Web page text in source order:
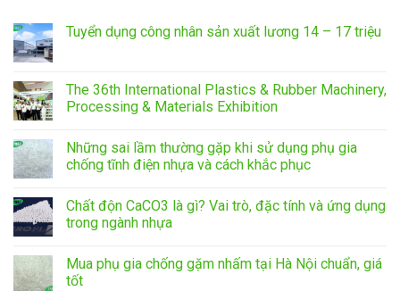
Tuyển dụng công nhân sản xuất lương 14 – 17 triệu
The 36th International Plastics & Rubber Machinery,
Processing & Materials Exhibition
Những sai lầm thường gặp khi sử dụng phụ gia
chống tĩnh điện nhựa và cách khắc phục
Chất độn CaCO3 là gì? Vai trò, đặc tính và ứng dụng
trong ngành nhựa
Mua phụ gia chống gặm nhấm tại Hà Nội chuẩn, giá
tốt